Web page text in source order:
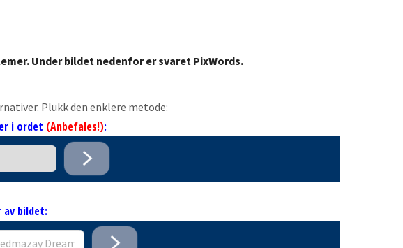
Under bildet nedenfor er svaret PixWords.
Plukk den enklere metode:
i ordet (Anbefales!):
bildet: